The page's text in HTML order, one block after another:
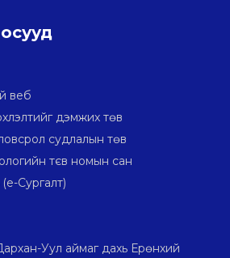
веб
дэмжих төв
судлалын төв
тєв номын сан
Сургалт)
Уул аймаг дахь Ерөнхий